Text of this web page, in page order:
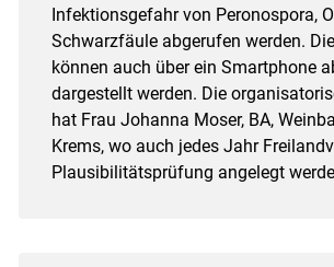
Skip to main
Infektionsgefahr von Peronospora,
Schwarzfäule abgerufen werden.
können auch über ein Smartphone
dargestellt werden. Die
hat Frau Johanna Moser, BA,
Krems, wo auch jedes Jahr
Plausibilitätsprüfung angelegt